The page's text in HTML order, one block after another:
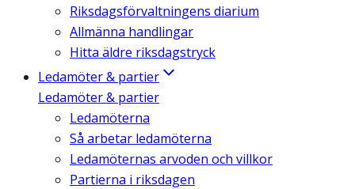
Riksdagsförvaltningens diarium
Allmänna handlingar
Hitta äldre riksdagstryck
Ledamöter & partier
Ledamöter & partier
Ledamöterna
Så arbetar ledamöterna
Ledamöternas arvoden och villkor
Partierna i riksdagen